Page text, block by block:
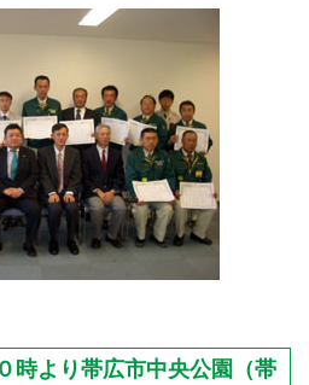
時より帯広市中央公園（帯